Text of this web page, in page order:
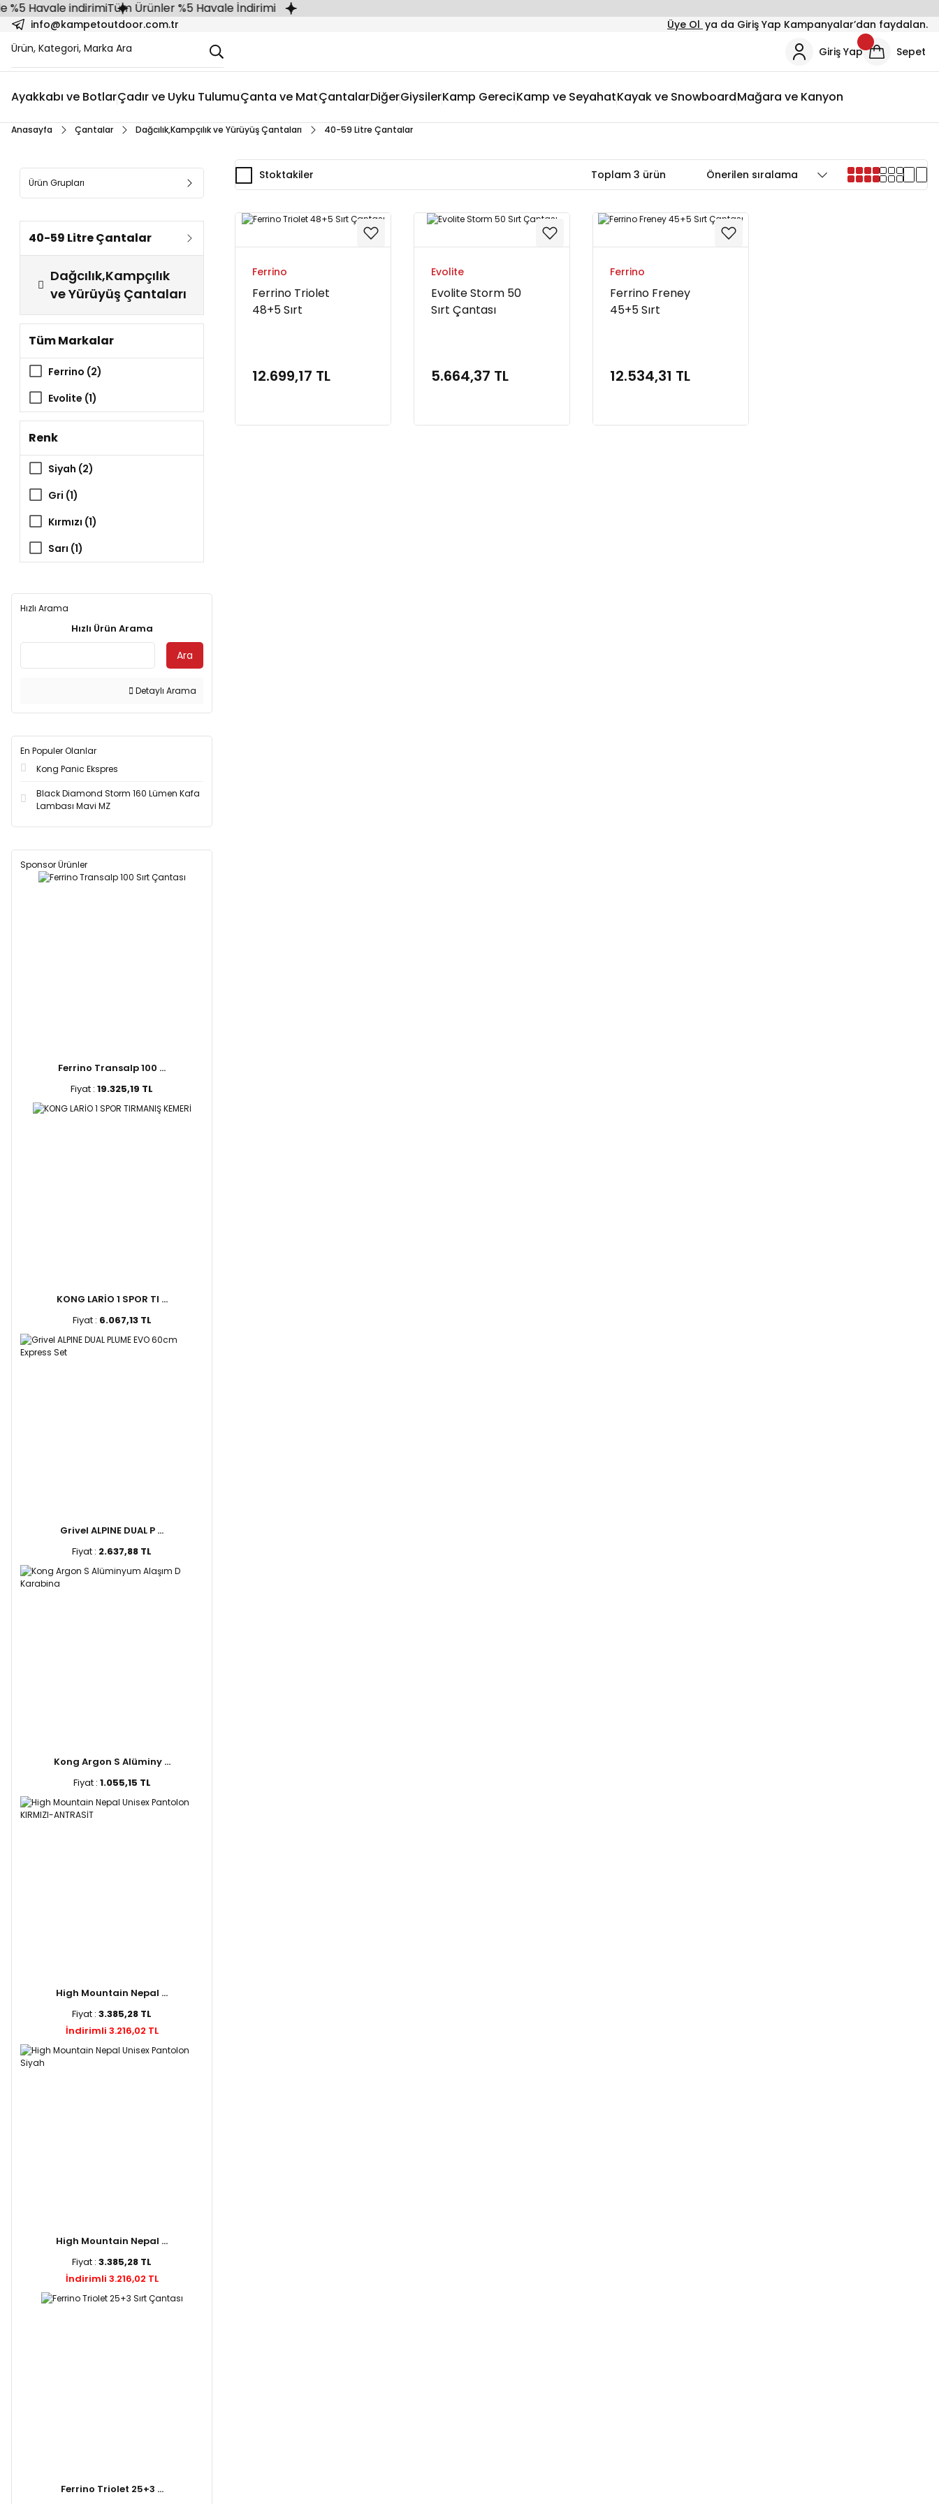
indirimiTüm Ürünler %5 Havale İndirimi
info@kampetoutdoor.com.tr Üye Ol ya da Giriş Yap Kampanyalar’dan faydalan.
Giriş Yap
Sepet
Ayakkabı ve BotlarÇadır ve Uyku TulumuÇanta ve MatÇantalarDiğerGiysilerKamp GereciKamp ve SeyahatKayak ve SnowboardMağara ve Kanyon
Anasayfa Çantalar Dağcılık,Kampçılık ve Yürüyüş Çantaları 40-59 Litre Çantalar
Ürün Grupları
40-59 Litre Çantalar
Dağcılık,Kampçılık
ve Yürüyüş Çantaları
Tüm Markalar
Ferrino (2)
Evolite (1)
Renk
Siyah (2)
Gri (1)
Kırmızı (1)
Sarı (1)
Hızlı Arama
Hızlı Ürün Arama
Ara
Detaylı Arama
En Populer Olanlar
Kong Panic Ekspres
Black Diamond Storm 160 Lümen Kafa
Lambası Mavi MZ
Sponsor Ürünler
Ferrino Transalp 100 ...
Fiyat : 19.325,19 TL
KONG LARİO 1 SPOR TI ...
Fiyat : 6.067,13 TL
Grivel ALPINE DUAL P ...
Fiyat : 2.637,88 TL
Kong Argon S Alüminy ...
Fiyat : 1.055,15 TL
High Mountain Nepal ...
Fiyat : 3.385,28 TL
İndirimli 3.216,02 TL
High Mountain Nepal ...
Fiyat : 3.385,28 TL
İndirimli 3.216,02 TL
Ferrino Triolet 25+3 ...
Stoktakiler Toplam 3 ürün
Ferrino
Ferrino Triolet
48+5 Sırt
12.699,17 TL
Evolite
Evolite Storm 50
Sırt Çantası
5.664,37 TL
Ferrino
Ferrino Freney
45+5 Sırt
12.534,31 TL